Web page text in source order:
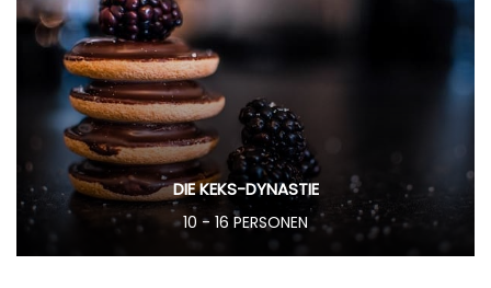
DIE KEKS-DYNASTIE
10 - 16 PERSONEN